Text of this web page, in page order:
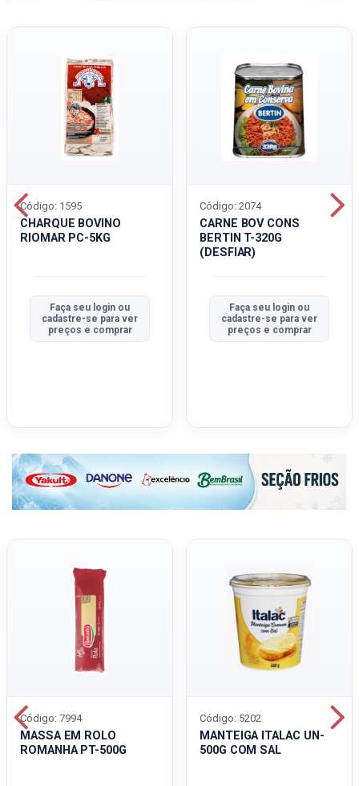
CHARQUE BOVINO
RIOMAR PC-5KG
Código: 1595
Faça seu login ou
cadastre-se para ver
preços e comprar
CARNE BOV CONS
BERTIN T-320G
(DESFIAR)
Código: 2074
Faça seu login ou
cadastre-se para ver
preços e comprar
MASSA EM ROLO
ROMANHA PT-500G
Código: 7994
MANTEIGA ITALAC UN-
500G COM SAL
Código: 5202